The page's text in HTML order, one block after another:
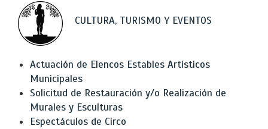
CULTURA, TURISMO Y EVENTOS
Actuación de Elencos Estables Artísticos
Municipales
Solicitud de Restauración y/o Realización de
Murales y Esculturas
Espectáculos de Circo